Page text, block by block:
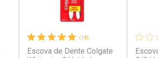
(18)
Escova de Dente Colgate